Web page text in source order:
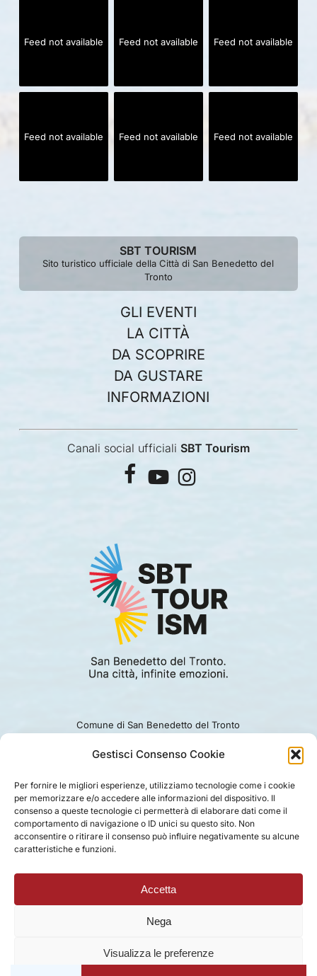
Gestisci Consenso Cookie
Per fornire le migliori esperienze, utilizziamo tecnologie come i cookie
per memorizzare e/o accedere alle informazioni del dispositivo. Il
consenso a queste tecnologie ci permetterà di elaborare dati come il
comportamento di navigazione o ID unici su questo sito. Non
acconsentire o ritirare il consenso può influire negativamente su alcune
caratteristiche e funzioni.
Accetta
Nega
Visualizza le preferenze
Feed not available Feed not available Feed not available
Feed not available Feed not available Feed not available
SBT TOURISM
Sito turistico ufficiale della Città di San Benedetto del
Tronto
GLI EVENTI
LA CITTÀ
DA SCOPRIRE
DA GUSTARE
INFORMAZIONI
Canali social ufficiali SBT Tourism
facebook
youtubeinstagram
Comune di San Benedetto del Tronto
Ufficio turismo: 0735.794229
PRIVACY |COOKIE | LEGAL |DISCLAIMER